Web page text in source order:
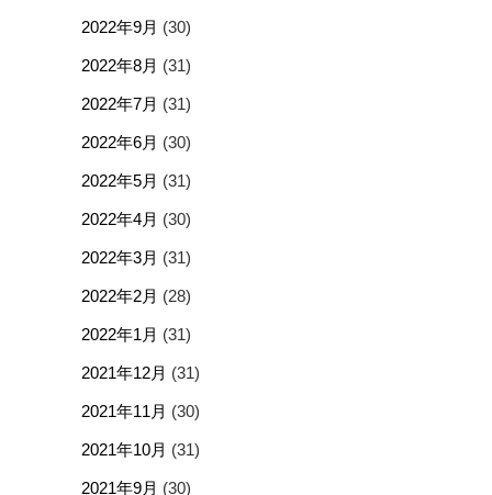
2022年9月 (30)
2022年8月 (31)
2022年7月 (31)
2022年6月 (30)
2022年5月 (31)
2022年4月 (30)
2022年3月 (31)
2022年2月 (28)
2022年1月 (31)
2021年12月 (31)
2021年11月 (30)
2021年10月 (31)
2021年9月 (30)